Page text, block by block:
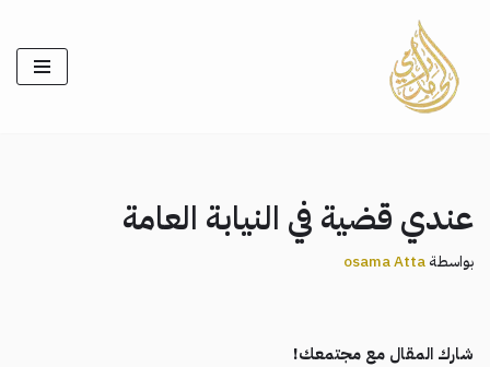
تخطى
إلى
المحتوى
عندي قضية في النيابة العامة
بواسطةosama Atta
شارك المقال مع مجتمعك!